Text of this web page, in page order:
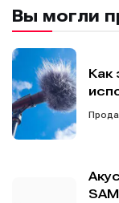
Вы могли
Как